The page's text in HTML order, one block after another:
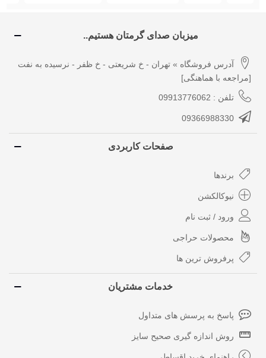
میزبان صدای گرمتان هستیم..
آدرس فروشگاه » تهران - خ شریعتی - خ ظفر - نرسیده به نفت
[مراجعه با هماهنگی]
تلفن : 09913776062
09366988330
صفحات کاربردی
برندها
نیوکالکشن
ورود / ثبت نام
محصولات حراجی
پرفروش ترین ها
خدمات مشتریان
پاسخ به پرسش های متداول
روش اندازه گیری صحیح سایز